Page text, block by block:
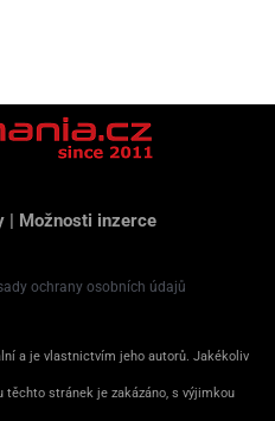
| Možnosti inzerce
ochrany osobních údajů
a je vlastnictvím jeho autorů. Jakékoliv
těchto stránek je zakázáno, s výjimkou